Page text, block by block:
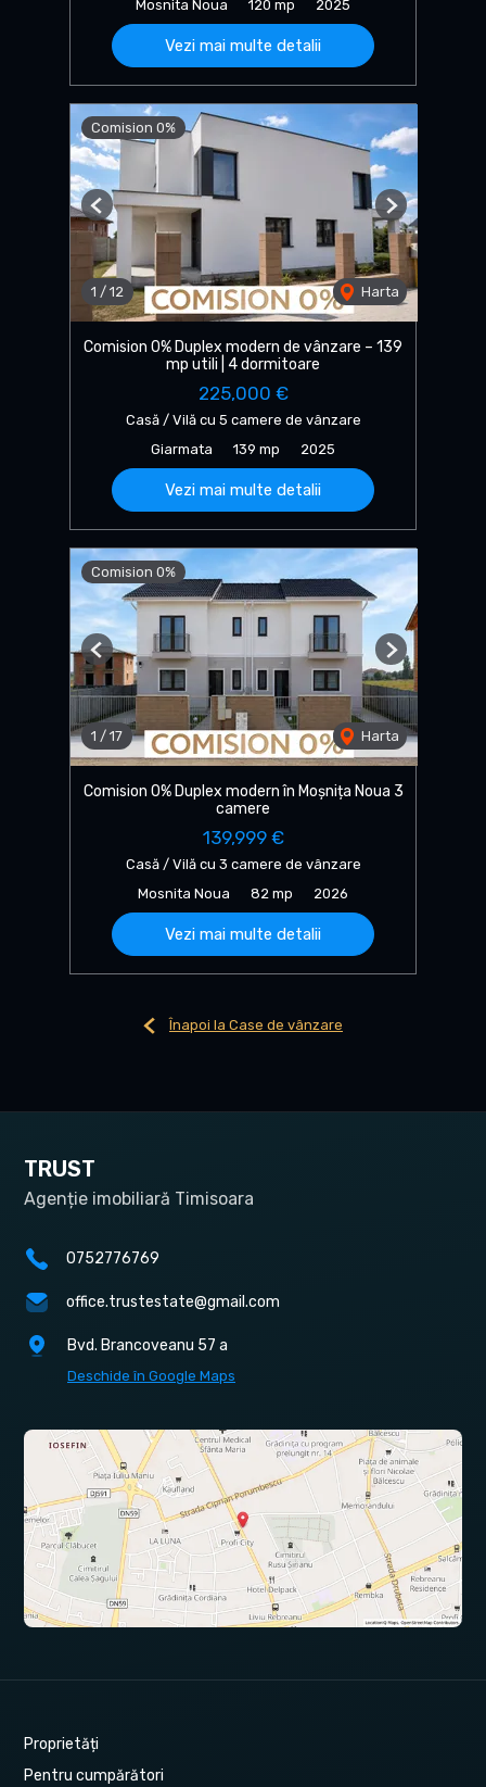
Mosnita Noua
120 mp 2025
Vezi mai multe detalii
Comision 0%
1 / 12 Harta
Previous Next
Comision 0% Duplex modern de vânzare – 139
mp utili | 4 dormitoare
225,000 €
Casă / Vilă cu 5 camere de vânzare
Giarmata
139 mp 2025
Vezi mai multe detalii
Comision 0%
1 / 17 Harta
Previous Next
Comision 0% Duplex modern în Moșnița Noua 3
camere
139,999 €
Casă / Vilă cu 3 camere de vânzare
Mosnita Noua
82 mp 2026
Vezi mai multe detalii
Înapoi la Case de vânzare
TRUST
Agenție imobiliară Timisoara
0752776769
office.trustestate@gmail.com
Bvd. Brancoveanu 57 a
Deschide în Google Maps
Proprietăți
Pentru cumpărători